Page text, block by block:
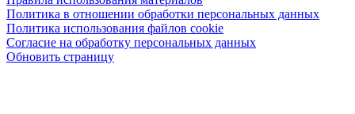
Политика в отношении обработки персональных данных
Политика использования файлов cookie
Согласие на обработку персональных данных
Обновить страницу